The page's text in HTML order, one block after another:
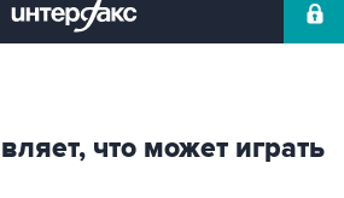
что может играть